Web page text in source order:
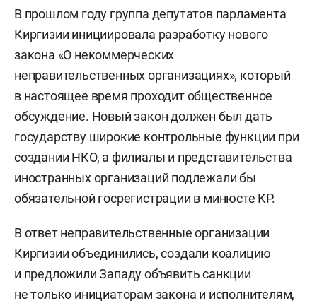
В прошлом году группа депутатов парламента
Киргизии инициировала разработку нового
закона «О некоммерческих
неправительственных организациях», который
в настоящее время проходит общественное
обсуждение. Новый закон должен был дать
государству широкие контрольные функции при
создании НКО, а филиалы и представительства
иностранных организаций подлежали бы
обязательной госрегистрации в минюсте КР.
В ответ неправительственные организации
Киргизии объединились, создали коалицию
и предложили Западу объявить санкции
не только инициаторам закона и исполнителям,